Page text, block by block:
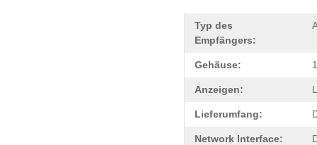
Typ des
Empfängers:
Gehäuse:
Anzeigen:
Lieferumfang:
Network Interface: